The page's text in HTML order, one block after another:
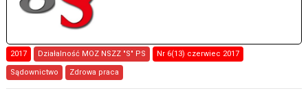
2017 Działalność MOZ NSZZ "S" PS Nr 6(13) czerwiec 2017
Sądownictwo Zdrowa praca